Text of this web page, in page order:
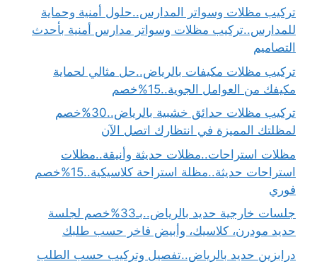
تركيب مظلات وسواتر المدارس..حلول أمنية وحماية
للمدارس..تركيب مظلات وسواتر مدارس أمنية بأحدث
التصاميم
تركيب مظلات مكيفات بالرياض..حل مثالي لحماية
مكيفك من العوامل الجوية..15%خصم
تركيب مظلات حدائق خشبية بالرياض..30%خصم
لمظلتك المميزة في انتظارك اتصل الآن
مظلات استراحات..مظلات حديثة وأنيقة..مظلات
استراحات حديثة..مظلة استراحة كلاسيكية..15%خصم
فوري
جلسات خارجية حديد بالرياض..بـ33%خصم لجلسة
حديد مودرن، كلاسيك، وأبيض فاخر حسب طلبك
درابزين حديد بالرياض..تفصيل وتركيب حسب الطلب